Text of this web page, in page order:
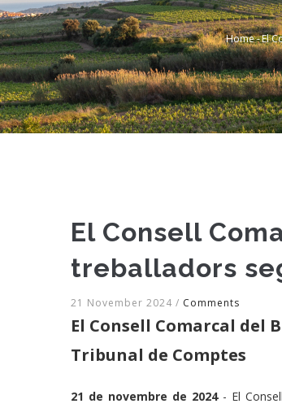
Home-El
El Consell
treballadors
21 November 2024 / Comments
El Consell Comarcal del
Tribunal de Comptes
21 de novembre de 2024- El